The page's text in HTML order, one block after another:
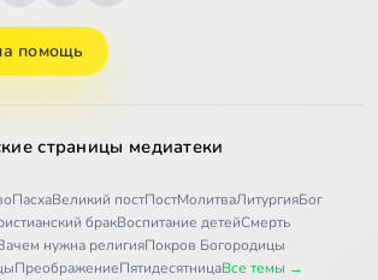
помощь
страницы медиатеки
ПасхаВеликий постПостМолитваЛитургияБог
бракВоспитание детейСмерть
нужна религияПокров Богородицы
ПреображениеПятидесятницаВсе темы →